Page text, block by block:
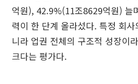
억원), 42.9%(11조8629억원) 늘
력이 한 단계 올라섰다. 특정 회사
니라 업권 전체의 구조적 성장이
크다는 평가다.